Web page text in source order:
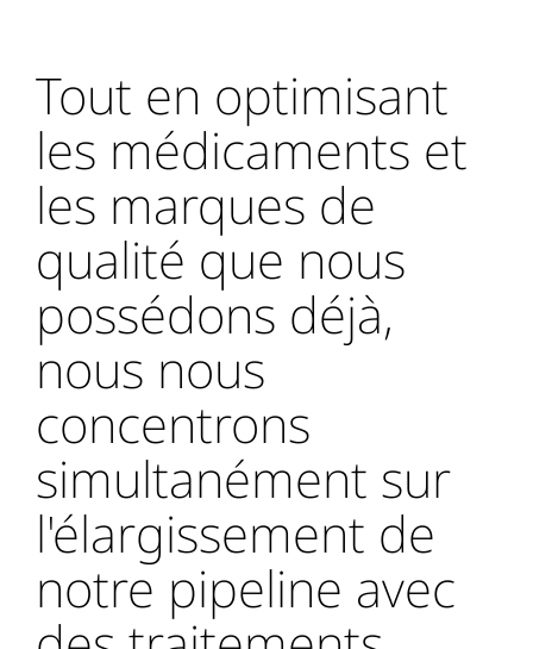
Tout en optimisant
les médicaments et
les marques de
qualité que nous
possédons déjà,
nous nous
concentrons
simultanément sur
l'élargissement de
notre pipeline avec